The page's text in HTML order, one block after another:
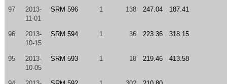
97
2013-
11-01
SRM 596 1 138 247.04 187.41
96
2013-
10-15
SRM 594 1 36 223.36 318.15
95
2013-
10-05
SRM 593 1 18 219.46 413.58